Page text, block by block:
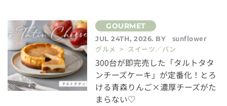
JUL 24TH, 2026. BY
sunflower
グルメ > スイーツ／パン
300台が即完売した「タルトタタ
ンチーズケーキ」が定番化！とろ
ける青森りんご×濃厚チーズがた
まらない♡